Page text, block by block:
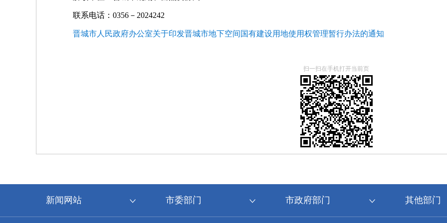
联系电话：0356－2024242
晋城市人民政府办公室关于印发晋城市地下空间国有建设用地使用权管理暂行办法的通知
扫一扫在手机打开当前页
新闻网站 市委部门 市政府部门 其他部门